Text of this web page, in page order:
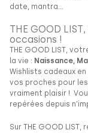
date, mantra…
THE GOOD
occasions !
THE GOOD LIST,
la vie : Naissance,
Wishlists cadeaux
vos proches pour
vraiment plaisir !
repérées depuis
Sur THE GOOD